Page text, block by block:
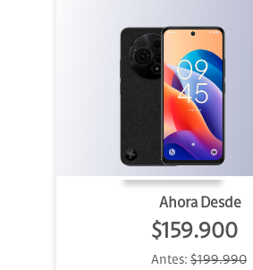
Ahora Desde
$159.900
Antes: $199.990